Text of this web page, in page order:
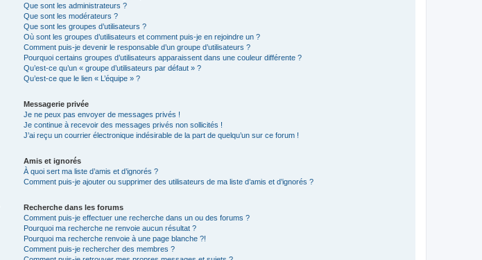
Que sont les administrateurs ?
Que sont les modérateurs ?
Que sont les groupes d’utilisateurs ?
Où sont les groupes d’utilisateurs et comment puis-je en rejoindre un ?
Comment puis-je devenir le responsable d’un groupe d’utilisateurs ?
Pourquoi certains groupes d’utilisateurs apparaissent dans une couleur différente ?
Qu’est-ce qu’un « groupe d’utilisateurs par défaut » ?
Qu’est-ce que le lien « L’équipe » ?
Messagerie privée
Je ne peux pas envoyer de messages privés !
Je continue à recevoir des messages privés non sollicités !
J’ai reçu un courrier électronique indésirable de la part de quelqu’un sur ce forum !
Amis et ignorés
À quoi sert ma liste d’amis et d’ignorés ?
Comment puis-je ajouter ou supprimer des utilisateurs de ma liste d’amis et d’ignorés ?
Recherche dans les forums
Comment puis-je effectuer une recherche dans un ou des forums ?
Pourquoi ma recherche ne renvoie aucun résultat ?
Pourquoi ma recherche renvoie à une page blanche ?!
Comment puis-je rechercher des membres ?